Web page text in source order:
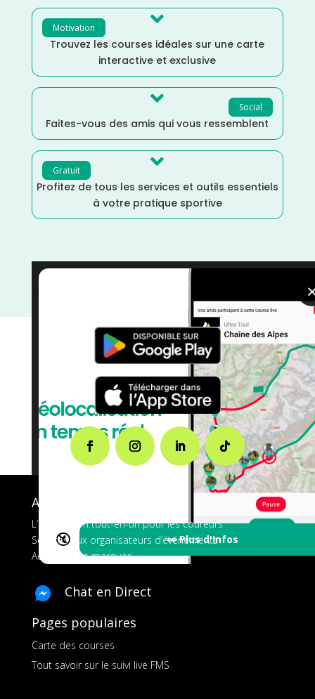
Motivation 
Trouvez les courses idéales sur une carte
interactive et exclusive
Social

Faites-vous des amis qui vous ressemblent
Gratuit 
Profitez de tous les services et outils essentiels
à votre pratique sportive
🔇 👀 Plus d'Infos
Septembre
Bretagne
A propos de FMS
L’application tout-en-un pour les coureurs
Services aux organisateurs d’événements
Ads pour les marques
Chat en Direct
Pages populaires
Carte des courses
Tout savoir sur le suivi live FMS